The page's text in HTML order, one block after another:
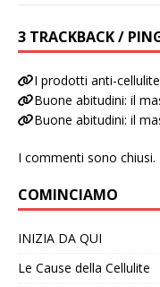
3 TRACKBACK /
I prodotti anti-
Buone abitudini: il
Buone abitudini: il
I commenti sono chiusi.
COMINCIAMO
INIZIA DA QUI
Le Cause della Cellulite